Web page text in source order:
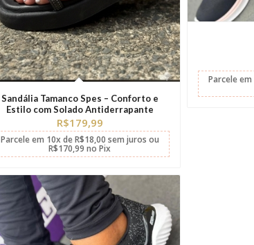
Sandália Tamanco Spes – Conforto e
Estilo com Solado Antiderrapante
R$179,99
Parcele em 10xdeR$18,00 sem juros ou
R$170,99 no Pix
Parcele em